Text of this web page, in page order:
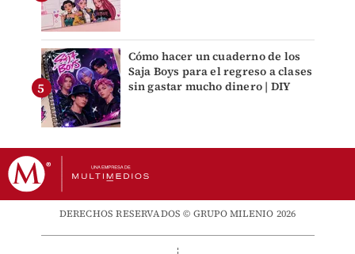
Cómo hacer un cuaderno de los
Saja Boys para el regreso a clases
sin gastar mucho dinero | DIY
DERECHOS RESERVADOS © GRUPO MILENIO 2026